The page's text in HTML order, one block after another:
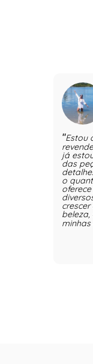
Estou
já
das
o